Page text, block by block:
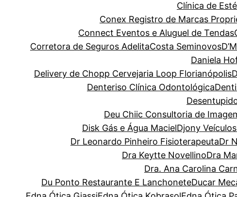
Clínica de
Conex Registro de Marcas
Connect Eventos e Aluguel de Tendas
Corretora de Seguros AdelitaCosta Seminovos
Daniela
Delivery de Chopp Cervejaria Loop Florianópolis
Denteriso Clínica Odontológica
Deu Chiic Consultoria de
Disk Gás e Água MacielDjony Veículos
Dr Leonardo Pinheiro FisioterapeutaDr
Dra Keytte NovellinoDra
Dra. Ana Carolina
Du Ponto Restaurante E LanchoneteDucar